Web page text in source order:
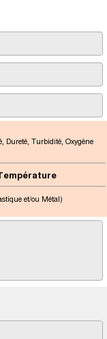
Dureté, Turbidité, Oxygène
et/ou Métal)